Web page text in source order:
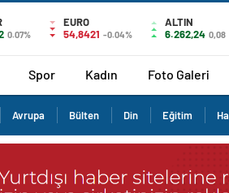
0.07%
EURO
54,8421 -0.04%
ALTIN
6.262,24 0,08
Spor Kadın Foto Galeri
Avrupa Bülten Din Eğitim